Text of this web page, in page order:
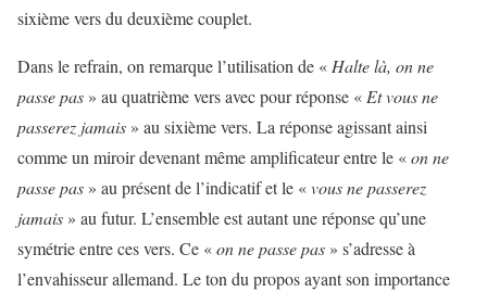
sixième vers du deuxième couplet.
Dans le refrain, on remarque l’utilisation de « Halte là, on ne
passe pas » au quatrième vers avec pour réponse « Et vous ne
passerez jamais » au sixième vers. La réponse agissant ainsi
comme un miroir devenant même amplificateur entre le «on ne
passe pas » au présent de l’indicatif et le «vous ne passerez
jamais » au futur. L’ensemble est autant une réponse qu’une
symétrie entre ces vers. Ce «on ne passe pas » s’adresse à
l’envahisseur allemand. Le ton du propos ayant son importance